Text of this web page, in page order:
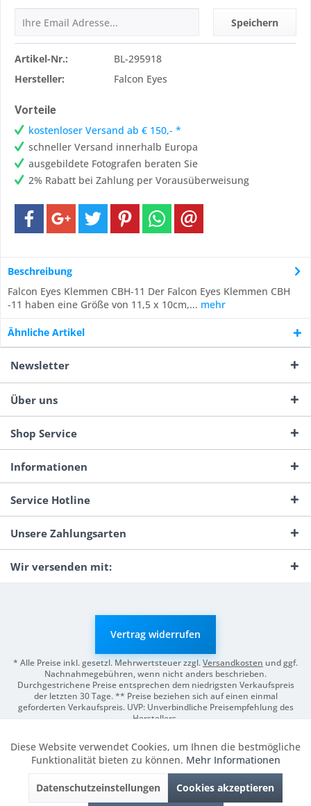
Speichern
Artikel-Nr.:
BL-295918
Hersteller:
Falcon Eyes
Vorteile
kostenloser Versand ab € 150,- *
schneller Versand innerhalb Europa
ausgebildete Fotografen beraten Sie
2% Rabatt bei Zahlung per Vorausüberweisung
Beschreibung
Falcon Eyes Klemmen CBH-11 Der Falcon Eyes Klemmen CBH
-11 haben eine Größe von 11,5 x 10cm,... mehr
Ähnliche Artikel
Newsletter
Über uns
Shop Service
Informationen
Service Hotline
Unsere Zahlungsarten
Wir versenden mit:
Vertrag widerrufen
* Alle Preise inkl. gesetzl. Mehrwertsteuer zzgl.Versandkosten und ggf.
Nachnahmegebühren, wenn nicht anders beschrieben.
Durchgestrichene Preise entsprechen dem niedrigsten Verkaufspreis
der letzten 30 Tage. ** Preise beziehen sich auf einen einmal
geforderten Verkaufspreis. UVP: Unverbindliche Preisempfehlung des
Herstellers.
Funktionale Aktiv
Marketing Inaktiv
Diese Website verwendet Cookies, um Ihnen die bestmögliche
Funktionalität bieten zu können. Mehr Informationen
Datenschutzeinstellungen Cookies akzeptieren